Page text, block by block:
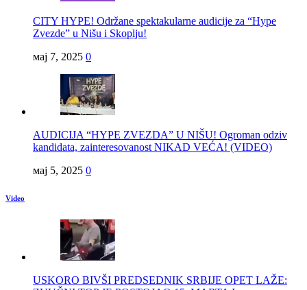
CITY HYPE! Održane spektakularne audicije za “Hype
Zvezde” u Nišu i Skoplju!
мај 7, 2025 0
AUDICIJA “HYPE ZVEZDA” U NIŠU! Ogroman odziv
kandidata, zainteresovanost NIKAD VEĆA! (VIDEO)
мај 5, 2025 0
Video
USKORO BIVŠI PREDSEDNIK SRBIJE OPET LAŽE: